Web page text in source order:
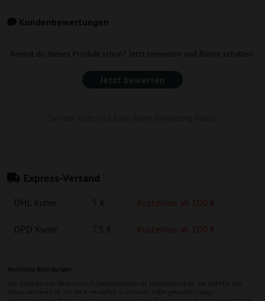
Kundenbewertungen
Kennst du dieses Produkt schon? Jetzt bewerten und Bonus erhalten.
Jetzt bewerten
Express-Versand
DHL Kurier 5 € Kostenlos ab 100 €
DPD Kurier 7,5 € Kostenlos ab 100 €